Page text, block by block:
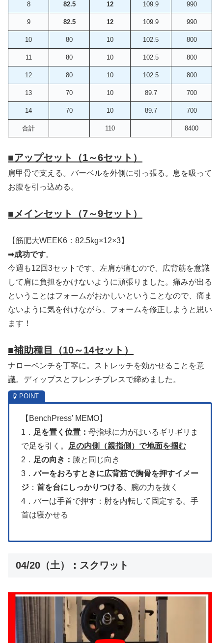
8 82.5 12 109.9 990
9 82.5 12 109.9 990
10 80 10 102.5 800
11 80 10 102.5 800
12 80 10 102.5 800
13 70 10 89.7 700
14 70 10 89.7 700
合計 110 8400
■アップセット（1～6セット）
肩甲骨で支える。バーベルを外側に引っ張る。息を吸って
お腹を引っ込める。
■メインセット（7～9セット）
【筋肥大WEEK6：82.5kg×12×3】
➡成功です。
今週も12回3セットです。左肩が痛むので、広背筋を意識
して肩に負担をかけないように頑張りました。痛みが出る
ということはフォームがおかしいということなので、痛ま
ないように気を付けながら、フォームを修正しようと思い
ます！
■補助種目 （10～14セット）
ナローベンチを丁寧に。
ストレッチを効かせることを意
識。ディップスとフレンチプレスで締めました。
【BenchPress’ MEMO】
1． 足を置く位置： 母指球に力がはいるギリギリま
で足を引く。
足の内側（親指側）で地面を掴む
2． 足の向き： 膝と同じ向き
3．バーをおろすときに広背筋で胸骨を押すイメー
ジ ： 首を台にしっかりつける 、腕の力を抜く
4．バーは手首で押す：肘を内転して固定する。手
首は寝かせる
04/20（土）：スクワット